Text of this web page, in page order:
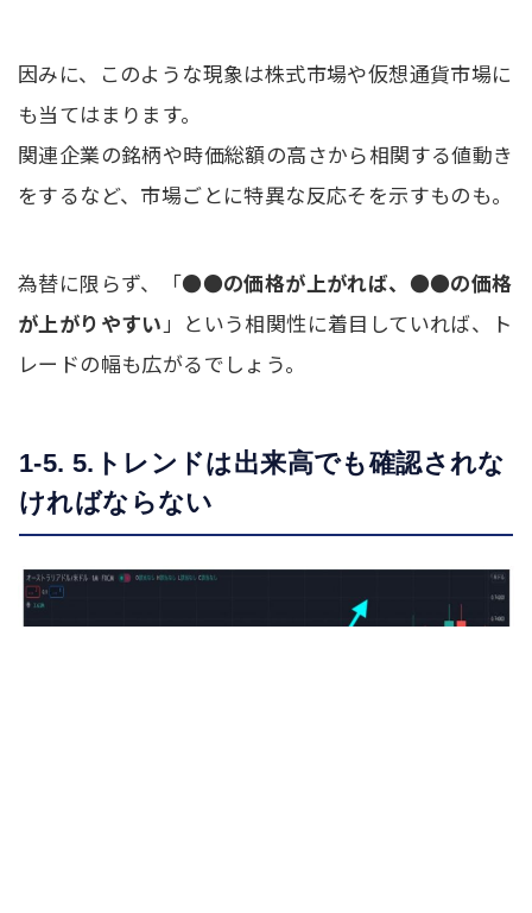
因みに、このような現象は株式市場や仮想通貨市場に
も当てはまります。
関連企業の銘柄や時価総額の高さから相関する値動き
をするなど、市場ごとに特異な反応そを示すものも。
為替に限らず、「●●の価格が上がれば、●●の価格
が上がりやすい」という相関性に着目していれば、ト
レードの幅も広がるでしょう。
1-5. 5.トレンドは出来高でも確認されな
ければならない